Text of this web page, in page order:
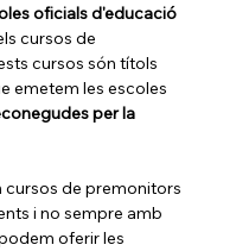
oficials d'educació
cursos de
cursos són títols
emetem les escoles
per la
de premonitors
i no sempre amb
oferir les